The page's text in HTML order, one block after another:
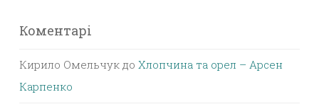
Коментарі
Кирило Омельчук до Хлопчина та орел – Арсен
Карпенко